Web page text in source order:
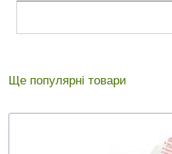
Ще популярні товари